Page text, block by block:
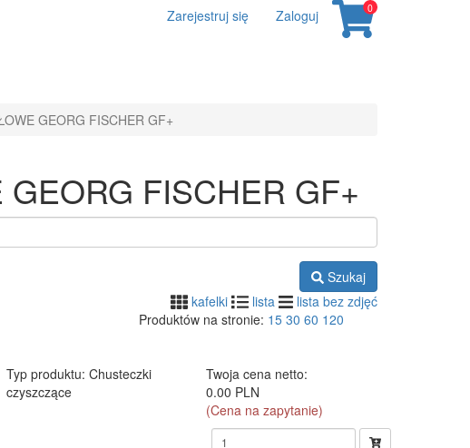
0
Zarejestruj się Zaloguj
GEORG FISCHER GF+
FISCHER GF+
Szukaj
kafelki
lista
lista bez zdjęć
Produktów na stronie: 15 30 60 120
Typ produktu: Chusteczki
czyszczące
Twoja cena netto:
0.00 PLN
(Cena na zapytanie)